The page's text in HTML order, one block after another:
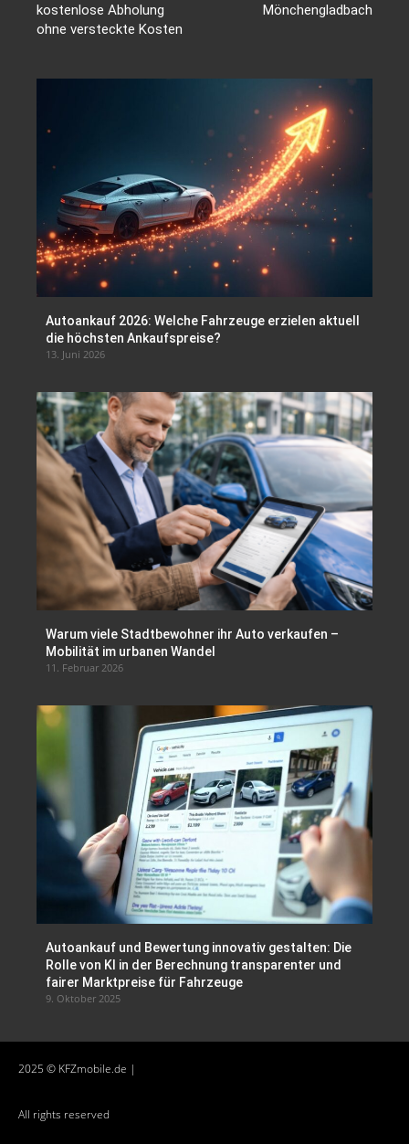
kostenlose Abholung
ohne versteckte Kosten
Mönchengladbach
Autoankauf 2026: Welche Fahrzeuge erzielen aktuell
die höchsten Ankaufspreise?
13. Juni 2026
Warum viele Stadtbewohner ihr Auto verkaufen –
Mobilität im urbanen Wandel
11. Februar 2026
Autoankauf und Bewertung innovativ gestalten: Die
Rolle von KI in der Berechnung transparenter und
fairer Marktpreise für Fahrzeuge
9. Oktober 2025
2025 © KFZmobile.de |
All rights reserved